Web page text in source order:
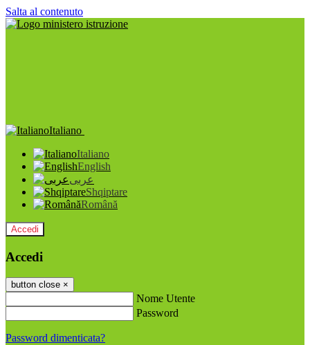
Salta al contenuto
Italiano
Italiano
English
عربى
Shqiptare
Română
Accedi
Accedi
button close ×
Nome Utente
Password
Password dimenticata?